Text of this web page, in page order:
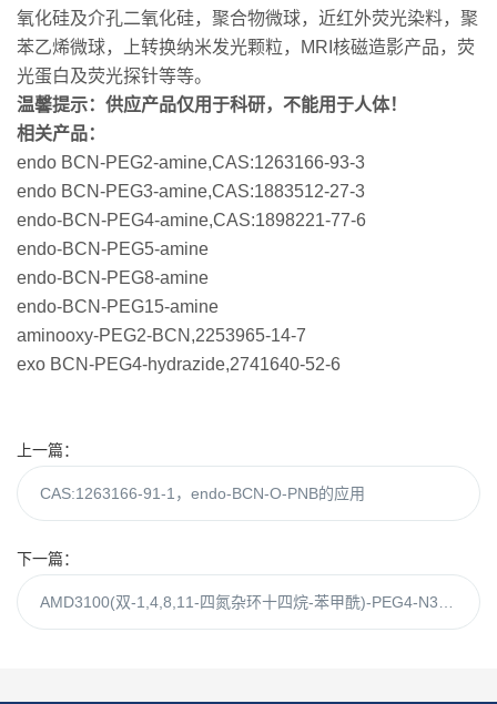
氧化硅及介孔二氧化硅，聚合物微球，近红外荧光染料，聚
苯乙烯微球，上转换纳米发光颗粒，MRI核磁造影产品，荧
光蛋白及荧光探针等等。
温馨提示：供应产品仅用于科研，不能用于人体！
相关产品：
endo BCN-PEG2-amine,CAS:1263166-93-3
endo BCN-PEG3-amine,CAS:1883512-27-3
endo-BCN-PEG4-amine,CAS:1898221-77-6
endo-BCN-PEG5-amine
endo-BCN-PEG8-amine
endo-BCN-PEG15-amine
aminooxy-PEG2-BCN,2253965-14-7
exo BCN-PEG4-hydrazide,2741640-52-6
上一篇：
CAS:1263166-91-1，endo-BCN-O-PNB的应用
下一篇：